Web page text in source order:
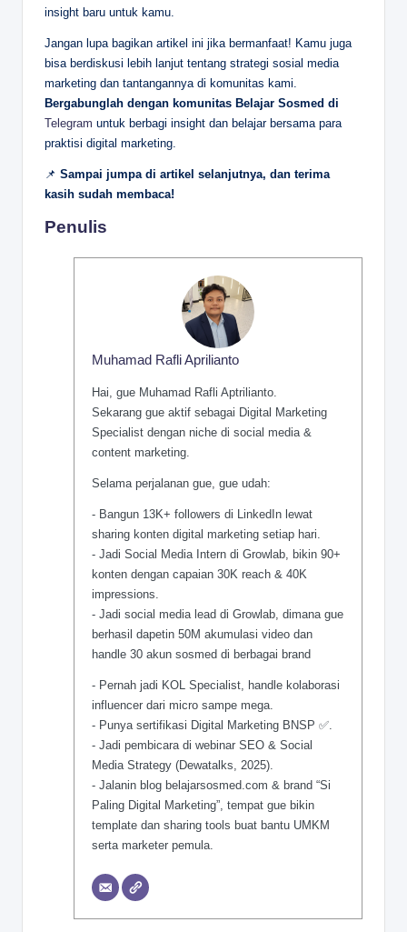
insight baru untuk kamu.
Jangan lupa bagikan artikel ini jika bermanfaat! Kamu juga
bisa berdiskusi lebih lanjut tentang strategi sosial media
marketing dan tantangannya di komunitas kami.
Bergabunglah dengan komunitas Belajar Sosmed di
Telegram untuk berbagi insight dan belajar bersama para
praktisi digital marketing.
📌 Sampai jumpa di artikel selanjutnya, dan terima
kasih sudah membaca!
Penulis
Muhamad Rafli Aprilianto
Hai, gue Muhamad Rafli Aptrilianto.
Sekarang gue aktif sebagai Digital Marketing
Specialist dengan niche di social media &
content marketing.
Selama perjalanan gue, gue udah:
- Bangun 13K+ followers di LinkedIn lewat
sharing konten digital marketing setiap hari.
- Jadi Social Media Intern di Growlab, bikin 90+
konten dengan capaian 30K reach & 40K
impressions.
- Jadi social media lead di Growlab, dimana gue
berhasil dapetin 50M akumulasi video dan
handle 30 akun sosmed di berbagai brand
- Pernah jadi KOL Specialist, handle kolaborasi
influencer dari micro sampe mega.
- Punya sertifikasi Digital Marketing BNSP ✅.
- Jadi pembicara di webinar SEO & Social
Media Strategy (Dewatalks, 2025).
- Jalanin blog belajarsosmed.com & brand “Si
Paling Digital Marketing”, tempat gue bikin
template dan sharing tools buat bantu UMKM
serta marketer pemula.